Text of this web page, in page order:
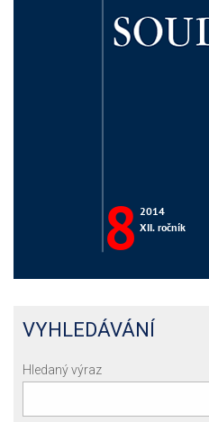
VYHLEDÁVÁNÍ
Hledaný výraz